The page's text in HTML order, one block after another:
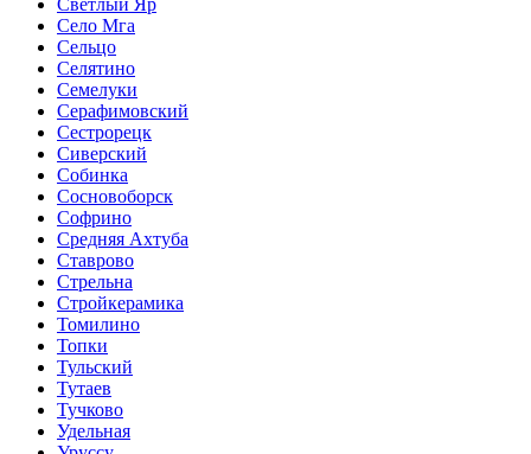
Село Мга
Сельцо
Селятино
Семелуки
Серафимовский
Сестрорецк
Сиверский
Собинка
Сосновоборск
Софрино
Средняя Ахтуба
Ставрово
Стрельна
Стройкерамика
Томилино
Топки
Тульский
Тутаев
Тучково
Удельная